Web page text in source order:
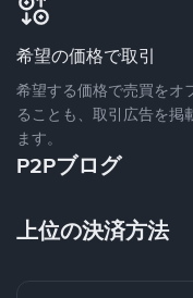
希望の価格で取引
希望する価格で売買をオ
ることも、取引広告を掲
ます。
P2Pブログ
上位の決済方法